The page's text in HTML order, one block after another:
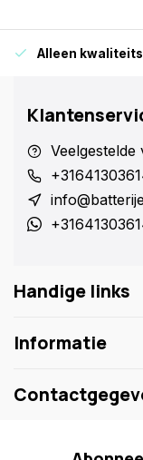
Alleen
Veelgestelde
Handige links
Informatie